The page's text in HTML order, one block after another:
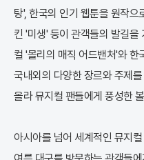
탕', 한국의 인기 웹툰을 원작으
킨 '미생' 등이 관객들의 발길을
컬 '몰리의 매직 어드밴처'와 한
국내외의 다양한 장르와 주제
올라 뮤지컬 팬들에게 풍성한
아시아를 넘어 세계적인 뮤지